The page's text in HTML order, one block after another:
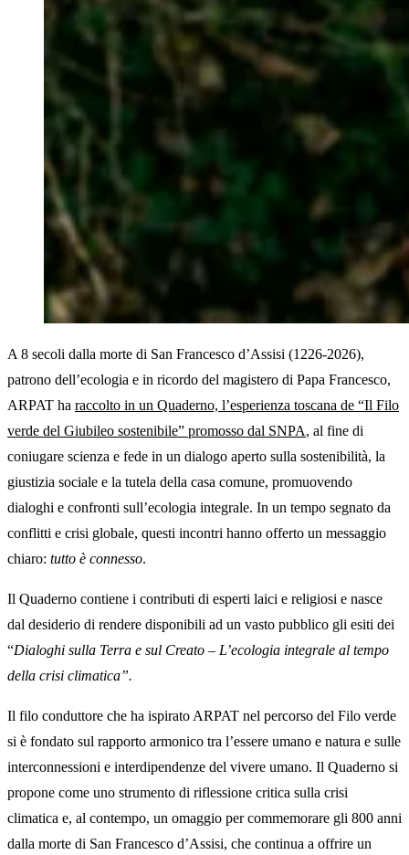
A 8 secoli dalla morte di San Francesco d’Assisi (1226-2026),
patrono dell’ecologia e in ricordo del magistero di Papa Francesco,
ARPAT ha raccolto in un Quaderno, l’esperienza toscana de “Il Filo
verde del Giubileo sostenibile” promosso dal SNPA, al fine di
coniugare scienza e fede in un dialogo aperto sulla sostenibilità, la
giustizia sociale e la tutela della casa comune, promuovendo
dialoghi e confronti sull’ecologia integrale. In un tempo segnato da
conflitti e crisi globale, questi incontri hanno offerto un messaggio
chiaro: tutto è connesso.
Il Quaderno contiene i contributi di esperti laici e religiosi e nasce
dal desiderio di rendere disponibili ad un vasto pubblico gli esiti dei
“Dialoghi sulla Terra e sul Creato – L’ecologia integrale al tempo
della crisi climatica”.
Il filo conduttore che ha ispirato ARPAT nel percorso del Filo verde
si è fondato sul rapporto armonico tra l’essere umano e natura e sulle
interconnessioni e interdipendenze del vivere umano. Il Quaderno si
propone come uno strumento di riflessione critica sulla crisi
climatica e, al contempo, un omaggio per commemorare gli 800 anni
dalla morte di San Francesco d’Assisi, che continua a offrire un